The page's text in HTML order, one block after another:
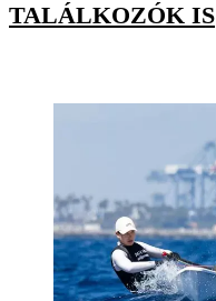
TALÁLKOZÓK IS